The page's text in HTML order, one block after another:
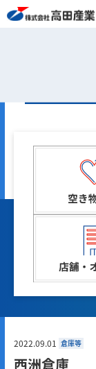
2022.09.01 倉庫等
西洲倉庫